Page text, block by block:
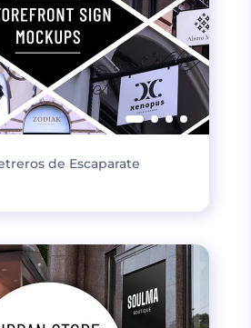
de Escaparate